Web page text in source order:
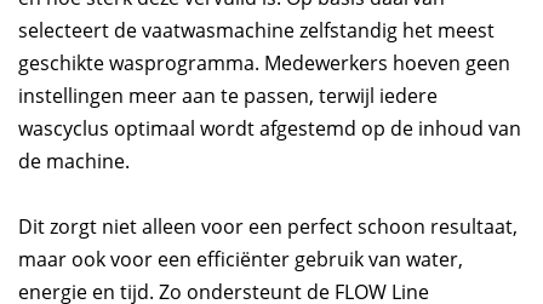
selecteert de vaatwasmachine zelfstandig het meest
geschikte wasprogramma. Medewerkers hoeven geen
instellingen meer aan te passen, terwijl iedere
wascyclus optimaal wordt afgestemd op de inhoud van
de machine.
Dit zorgt niet alleen voor een perfect schoon resultaat,
maar ook voor een efficiënter gebruik van water,
energie en tijd. Zo ondersteunt de FLOW Line